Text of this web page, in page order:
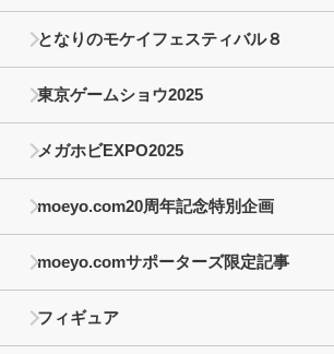
となりのモケイフェスティバル８
東京ゲームショウ2025
メガホビEXPO2025
moeyo.com20周年記念特別企画
moeyo.comサポーターズ限定記事
フィギュア